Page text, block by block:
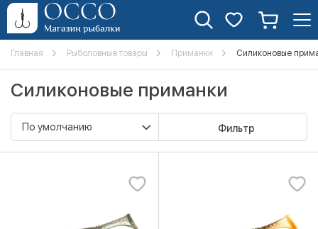
Главная Рыболовные товары Приманки Силиконовые
Силиконовые приманки
Фильтр